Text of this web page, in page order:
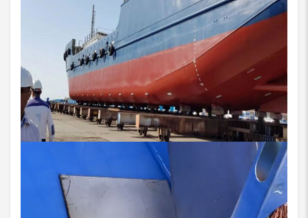
نمایشگر
ویدیو